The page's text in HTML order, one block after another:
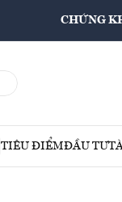
CHỨNG
TIÊU ĐIỂMĐẦU TƯ